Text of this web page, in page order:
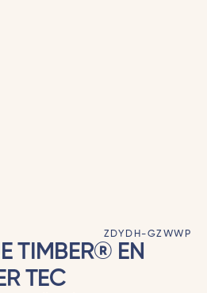
ZDYDH-GZWWP
TIMBER® EN
TEC